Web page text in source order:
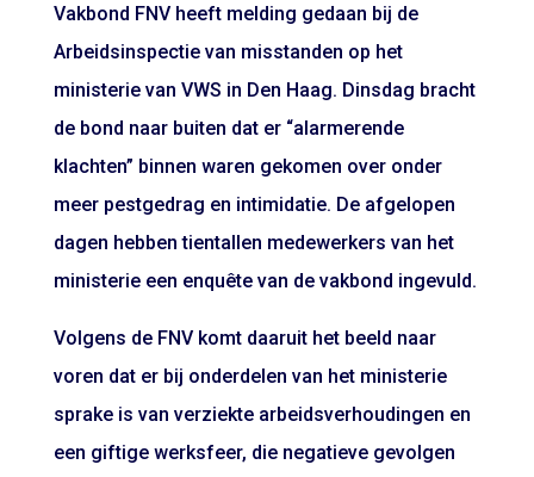
Vakbond FNV heeft melding gedaan bij de
Arbeidsinspectie van misstanden op het
ministerie van VWS in Den Haag. Dinsdag bracht
de bond naar buiten dat er “alarmerende
klachten” binnen waren gekomen over onder
meer pestgedrag en intimidatie. De afgelopen
dagen hebben tientallen medewerkers van het
ministerie een enquête van de vakbond ingevuld.
Volgens de FNV komt daaruit het beeld naar
voren dat er bij onderdelen van het ministerie
sprake is van verziekte arbeidsverhoudingen en
een giftige werksfeer, die negatieve gevolgen